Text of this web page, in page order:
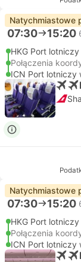
Natychmiastowe
07:30 15:20
HKG Port
Połączenia
ICN Port lotniczy
Natychmiastowe
07:30 15:20
HKG Port
Połączenia
ICN Port lotniczy